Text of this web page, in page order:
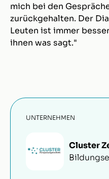
mich bei den
zurückgehalten. Der
Leuten ist immer
ihnen was sagt."
UNTERNEHMEN
Cluster